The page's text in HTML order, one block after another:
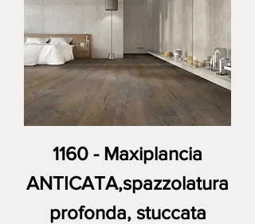
1160 - Maxiplancia
ANTICATA,spazzolatura
profonda, stuccata